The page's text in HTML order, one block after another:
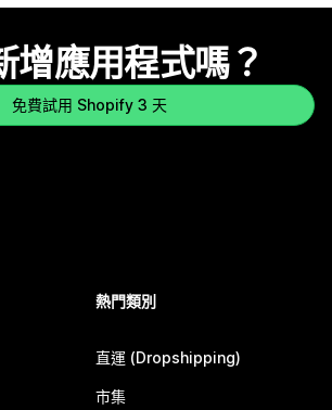
增應用程式嗎？
免費試用 Shopify 3 天
熱門類別
直運 (Dropshipping)
市集